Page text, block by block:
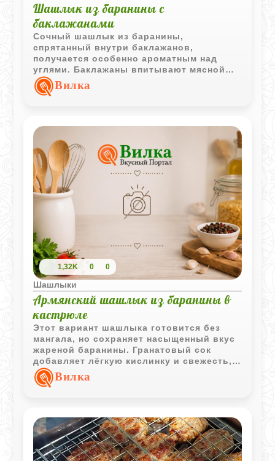
Шашлык из баранины с
баклажанами
Сочный шашлык из баранины,
спрятанный внутри баклажанов,
получается особенно ароматным над
углями. Баклажаны впитывают мясной
сок и дымный аромат, а сама подача
выглядит необычно и очень по-
Вилка
1,32K 0 0
Шашлыки
Армянский шашлык из баранины в
кастрюле
Этот вариант шашлыка готовится без
мангала, но сохраняет насыщенный вкус
жареной баранины. Гранатовый сок
добавляет лёгкую кислинку и свежесть, а
лук делает блюдо особенно ароматным и
сочным.
Вилка